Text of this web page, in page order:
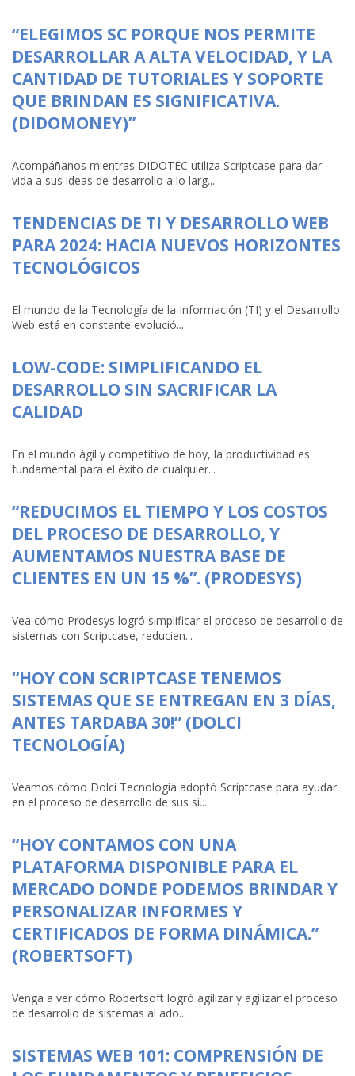
“ELEGIMOS SC PORQUE NOS PERMITE
DESARROLLAR A ALTA VELOCIDAD, Y LA
CANTIDAD DE TUTORIALES Y SOPORTE
QUE BRINDAN ES SIGNIFICATIVA.
(DIDOMONEY)”
Acompáñanos mientras DIDOTEC utiliza Scriptcase para dar
vida a sus ideas de desarrollo a lo larg...
TENDENCIAS DE TI Y DESARROLLO WEB
PARA 2024: HACIA NUEVOS HORIZONTES
TECNOLÓGICOS
El mundo de la Tecnología de la Información (TI) y el Desarrollo
Web está en constante evolució...
LOW-CODE: SIMPLIFICANDO EL
DESARROLLO SIN SACRIFICAR LA
CALIDAD
En el mundo ágil y competitivo de hoy, la productividad es
fundamental para el éxito de cualquier...
“REDUCIMOS EL TIEMPO Y LOS COSTOS
DEL PROCESO DE DESARROLLO, Y
AUMENTAMOS NUESTRA BASE DE
CLIENTES EN UN 15 %”. (PRODESYS)
Vea cómo Prodesys logró simplificar el proceso de desarrollo de
sistemas con Scriptcase, reducien...
“HOY CON SCRIPTCASE TENEMOS
SISTEMAS QUE SE ENTREGAN EN 3 DÍAS,
ANTES TARDABA 30!” (DOLCI
TECNOLOGÍA)
Veamos cómo Dolci Tecnología adoptó Scriptcase para ayudar
en el proceso de desarrollo de sus si...
“HOY CONTAMOS CON UNA
PLATAFORMA DISPONIBLE PARA EL
MERCADO DONDE PODEMOS BRINDAR Y
PERSONALIZAR INFORMES Y
CERTIFICADOS DE FORMA DINÁMICA.”
(ROBERTSOFT)
Venga a ver cómo Robertsoft logró agilizar y agilizar el proceso
de desarrollo de sistemas al ado...
SISTEMAS WEB 101: COMPRENSIÓN DE